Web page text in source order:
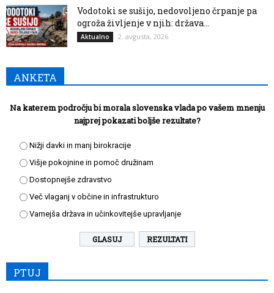
Vodotoki se sušijo, nedovoljeno črpanje pa
ogroža življenje v njih: država...
Aktualno 2. avgusta, 2026
ANKETA
Na katerem področju bi morala slovenska vlada po vašem mnenju
najprej pokazati boljše rezultate?
Nižji davki in manj birokracije
Višje pokojnine in pomoč družinam
Dostopnejše zdravstvo
Več vlaganj v občine in infrastrukturo
Varnejša država in učinkovitejše upravljanje
REZULTATI
PTUJ